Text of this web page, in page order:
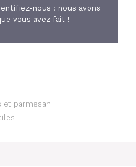
nous : nous avons
vous avez fait !
et parmesan